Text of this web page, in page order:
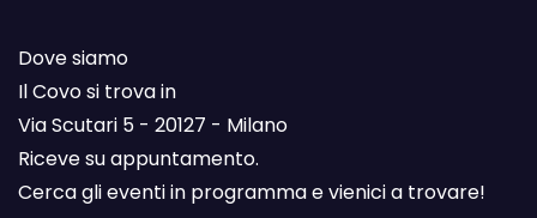
Dove siamo
Il Covo si trova in
Via Scutari 5 - 20127 - Milano
Riceve su appuntamento.
Cerca gli eventi in programma e vienici a trovare!